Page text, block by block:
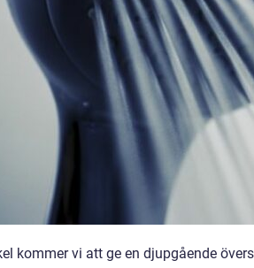
kommer vi att ge en djupgående